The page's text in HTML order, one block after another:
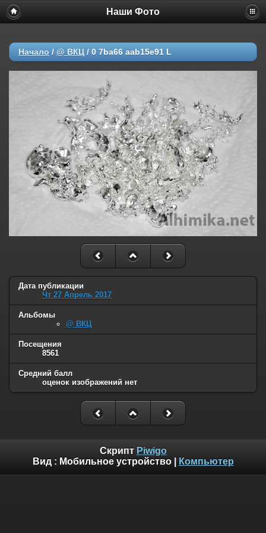
Наши Фото
Начало / @ ВКЦ / 0 7ba66 aab15e91 L
Дата публикации
Чт 27 Апрель 2017
Альбомы
@ ВКЦ
Посещения
8561
Средний балл
оценок изображений нет
Скрипт Piwigo
Вид : Мобильное устройство| Компьютер